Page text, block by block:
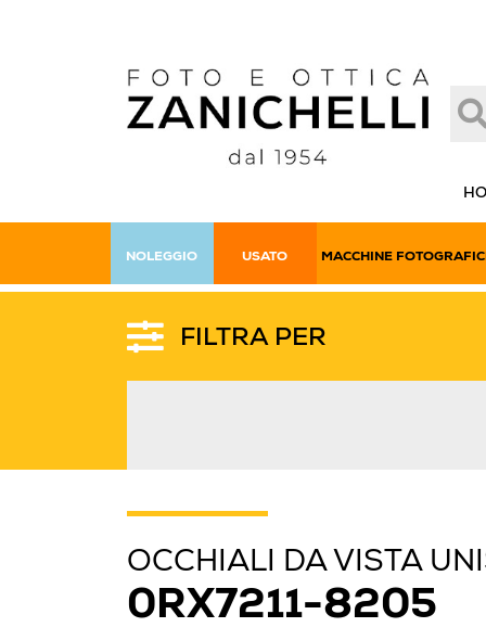
NOLEGGIO USATO MACCHINE
FILTRA PER
OCCHIALI DA VISTA
0RX7211-8205